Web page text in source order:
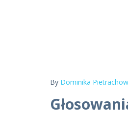
By Dominika